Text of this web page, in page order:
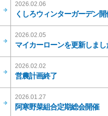
2026.02.06
くしろウィンターガーデン
2026.02.05
マイカーローンを更新しまし
2026.02.02
営農計画終了
2026.01.27
阿寒野菜組合定期総会開催